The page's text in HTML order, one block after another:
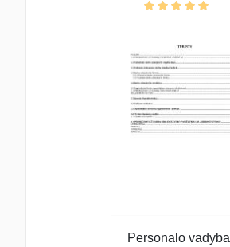
Personalo vadyba